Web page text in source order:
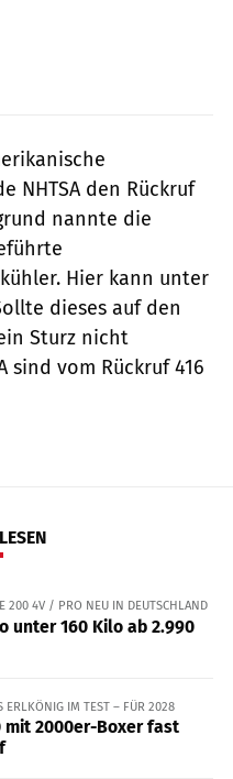
NHTSA den Rückruf
nannte die
Hier kann unter
dieses auf den
Sturz nicht
sind vom Rückruf 416
200 4V / PRO NEU IN DEUTSCHLAND
unter 160 Kilo ab 2.990
ERLKÖNIG IM TEST – FÜR 2028
mit 2000er-Boxer fast